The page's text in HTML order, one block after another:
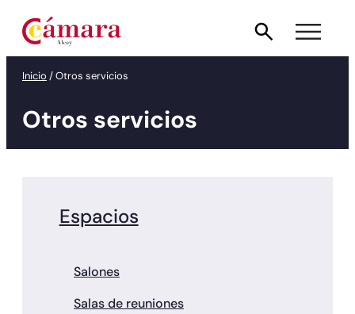
Saltar
contenido
Inicio /Otros servicios
Otros servicios
Espacios
Salones
Salas de reuniones